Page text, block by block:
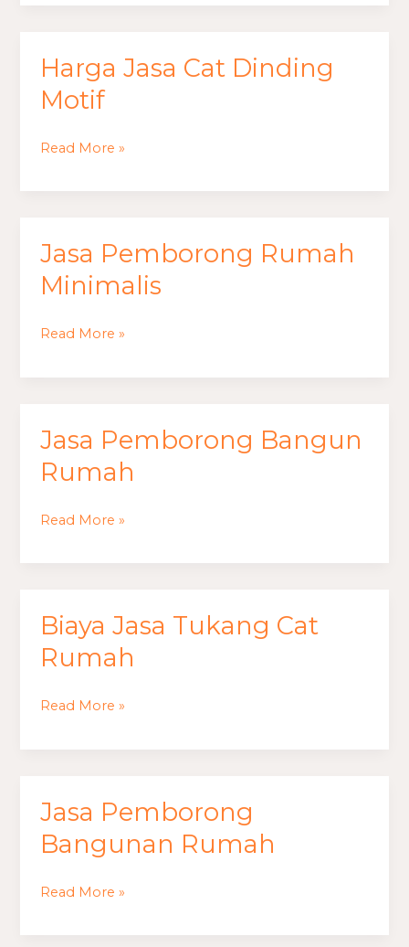
Harga Jasa Cat Dinding
Motif
Harga
Jasa
Cat
Read More »
Jasa Pemborong Rumah
Minimalis
Jasa
Pemborong
Rumah
Read More »
Jasa Pemborong Bangun
Rumah
Jasa
Pemborong
Bangun
Read More »
Biaya Jasa Tukang Cat
Rumah
Biaya
Jasa
Tukang
Read More »
Jasa Pemborong
Bangunan Rumah
Jasa
Pemborong
Bangunan
Read More »